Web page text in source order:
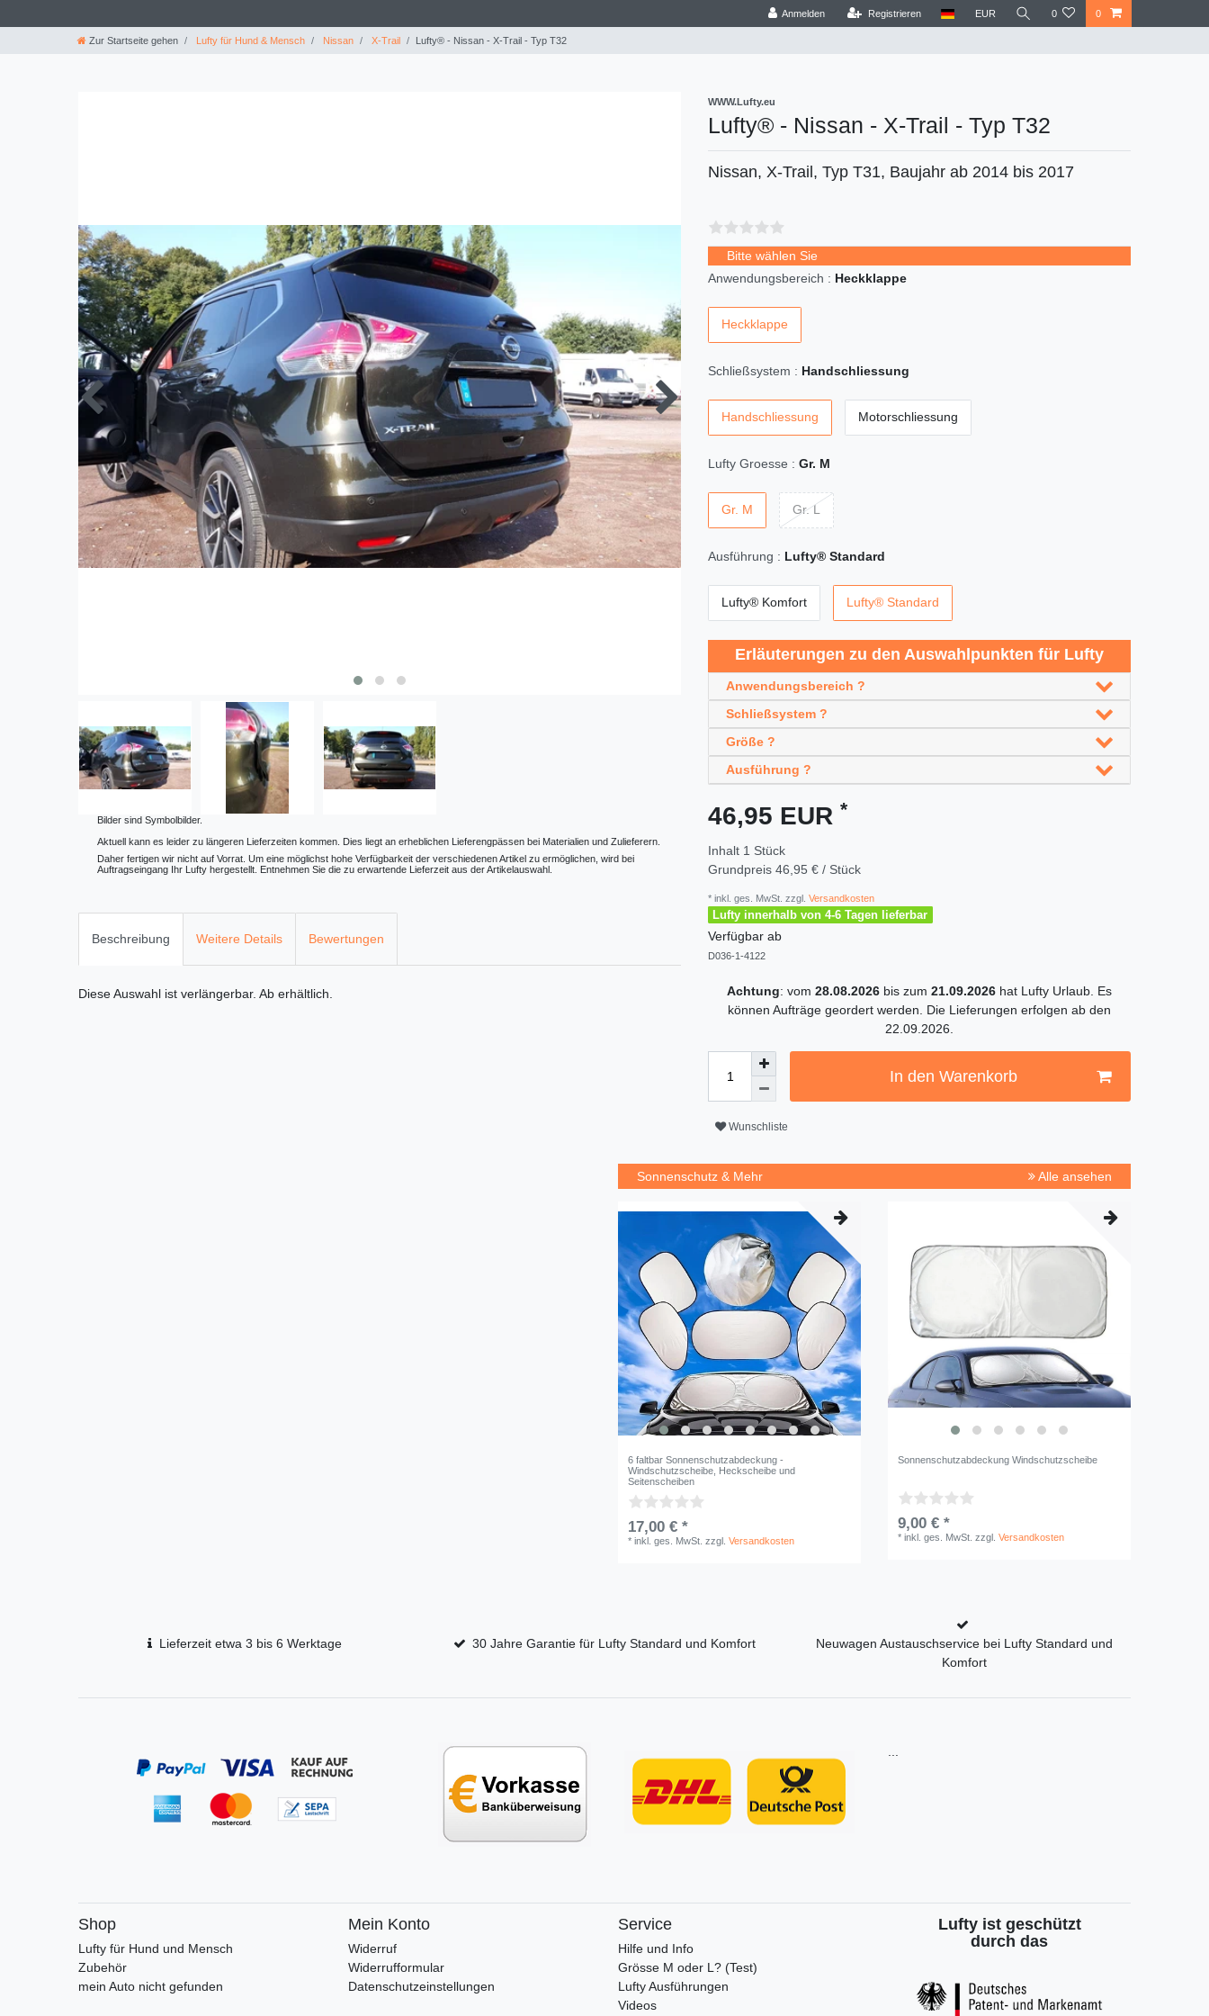
Anmelden Registrieren EUR 0 0
Zur Startseite gehen Lufty für Hund & Mensch Nissan X-Trail Lufty® - Nissan - X-Trail - Typ T32
Bilder sind Symbolbilder.
Aktuell kann es leider zu längeren Lieferzeiten kommen. Dies liegt an erheblichen Lieferengpässen bei Materialien und Zulieferern.
Daher fertigen wir nicht auf Vorrat. Um eine möglichst hohe Verfügbarkeit der verschiedenen Artikel zu ermöglichen, wird bei
Auftragseingang Ihr Lufty hergestellt. Entnehmen Sie die zu erwartende Lieferzeit aus der Artikelauswahl.
Beschreibung Weitere Details Bewertungen
Diese Auswahl ist verlängerbar. Ab erhältlich.
WWW.Lufty.eu
Lufty® - Nissan - X-Trail - Typ T32
Nissan, X-Trail, Typ T31, Baujahr ab 2014 bis 2017
Bitte wählen Sie
Anwendungsbereich : Heckklappe
Heckklappe
Schließsystem : Handschliessung
Handschliessung Motorschliessung
Lufty Groesse : Gr. M
Gr. M Gr. L
Ausführung : Lufty® Standard
Lufty® Komfort Lufty® Standard
Erläuterungen zu den Auswahlpunkten für Lufty
Anwendungsbereich ?
Schließsystem ?
Größe ?
Ausführung ?
46,95 EUR *
Inhalt 1 Stück
Grundpreis 46,95 € / Stück
* inkl. ges. MwSt. zzgl. Versandkosten
Lufty innerhalb von 4-6 Tagen lieferbar
Verfügbar ab
D036-1-4122
Achtung: vom 28.08.2026 bis zum 21.09.2026 hat Lufty Urlaub. Es
können Aufträge geordert werden. Die Lieferungen erfolgen ab den
22.09.2026.
In den Warenkorb
Wunschliste
Sonnenschutz & Mehr Alle ansehen
6 faltbar Sonnenschutzabdeckung -
Windschutzscheibe, Heckscheibe und
Seitenscheiben
17,00 € *
*inkl. ges. MwSt. zzgl.Versandkosten
Sonnenschutzabdeckung Windschutzscheibe
9,00 € *
*inkl. ges. MwSt. zzgl.Versandkosten
Lieferzeit etwa 3 bis 6 Werktage 30 Jahre Garantie für Lufty Standard und Komfort
Neuwagen Austauschservice bei Lufty Standard und
Komfort
...
Shop
Lufty für Hund und Mensch
Zubehör
mein Auto nicht gefunden
Mein Konto
Widerruf
Widerrufformular
Datenschutzeinstellungen
Service
Hilfe und Info
Grösse M oder L? (Test)
Lufty Ausführungen
Videos
Lufty ist geschützt
durch das